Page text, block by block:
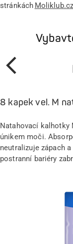
stránkách Moliklub.cz
Předchozí
8 kapek vel. M
Natahovací kalhotky
únikem moči.
neutralizuje zápach
postranní bariéry